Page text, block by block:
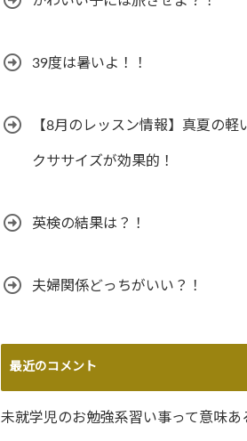
39度は暑いよ！！
【8月のレッスン情報】真夏の軽
クササイズが効果的！
英検の結果は？！
夫婦関係どっちがいい？！
最近のコメント
未就学児のお勉強系習い事って意味あ